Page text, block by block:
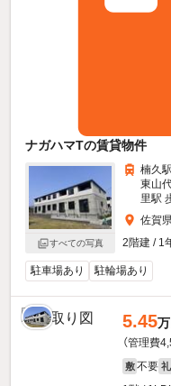
ナガハマTの賃貸物件
すべての写真
楠久
東山
里駅
佐賀
2階建 / 1
駐車場あり 駐輪場あり
5.45
（管理費
敷 不要 礼